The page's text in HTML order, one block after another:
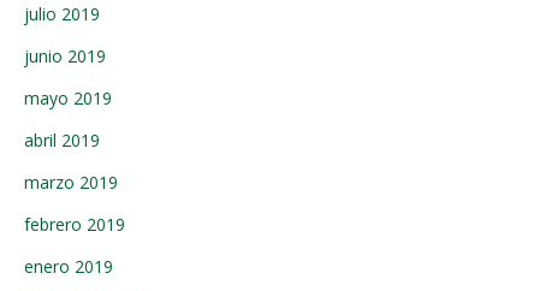
julio 2019
junio 2019
mayo 2019
abril 2019
marzo 2019
febrero 2019
enero 2019